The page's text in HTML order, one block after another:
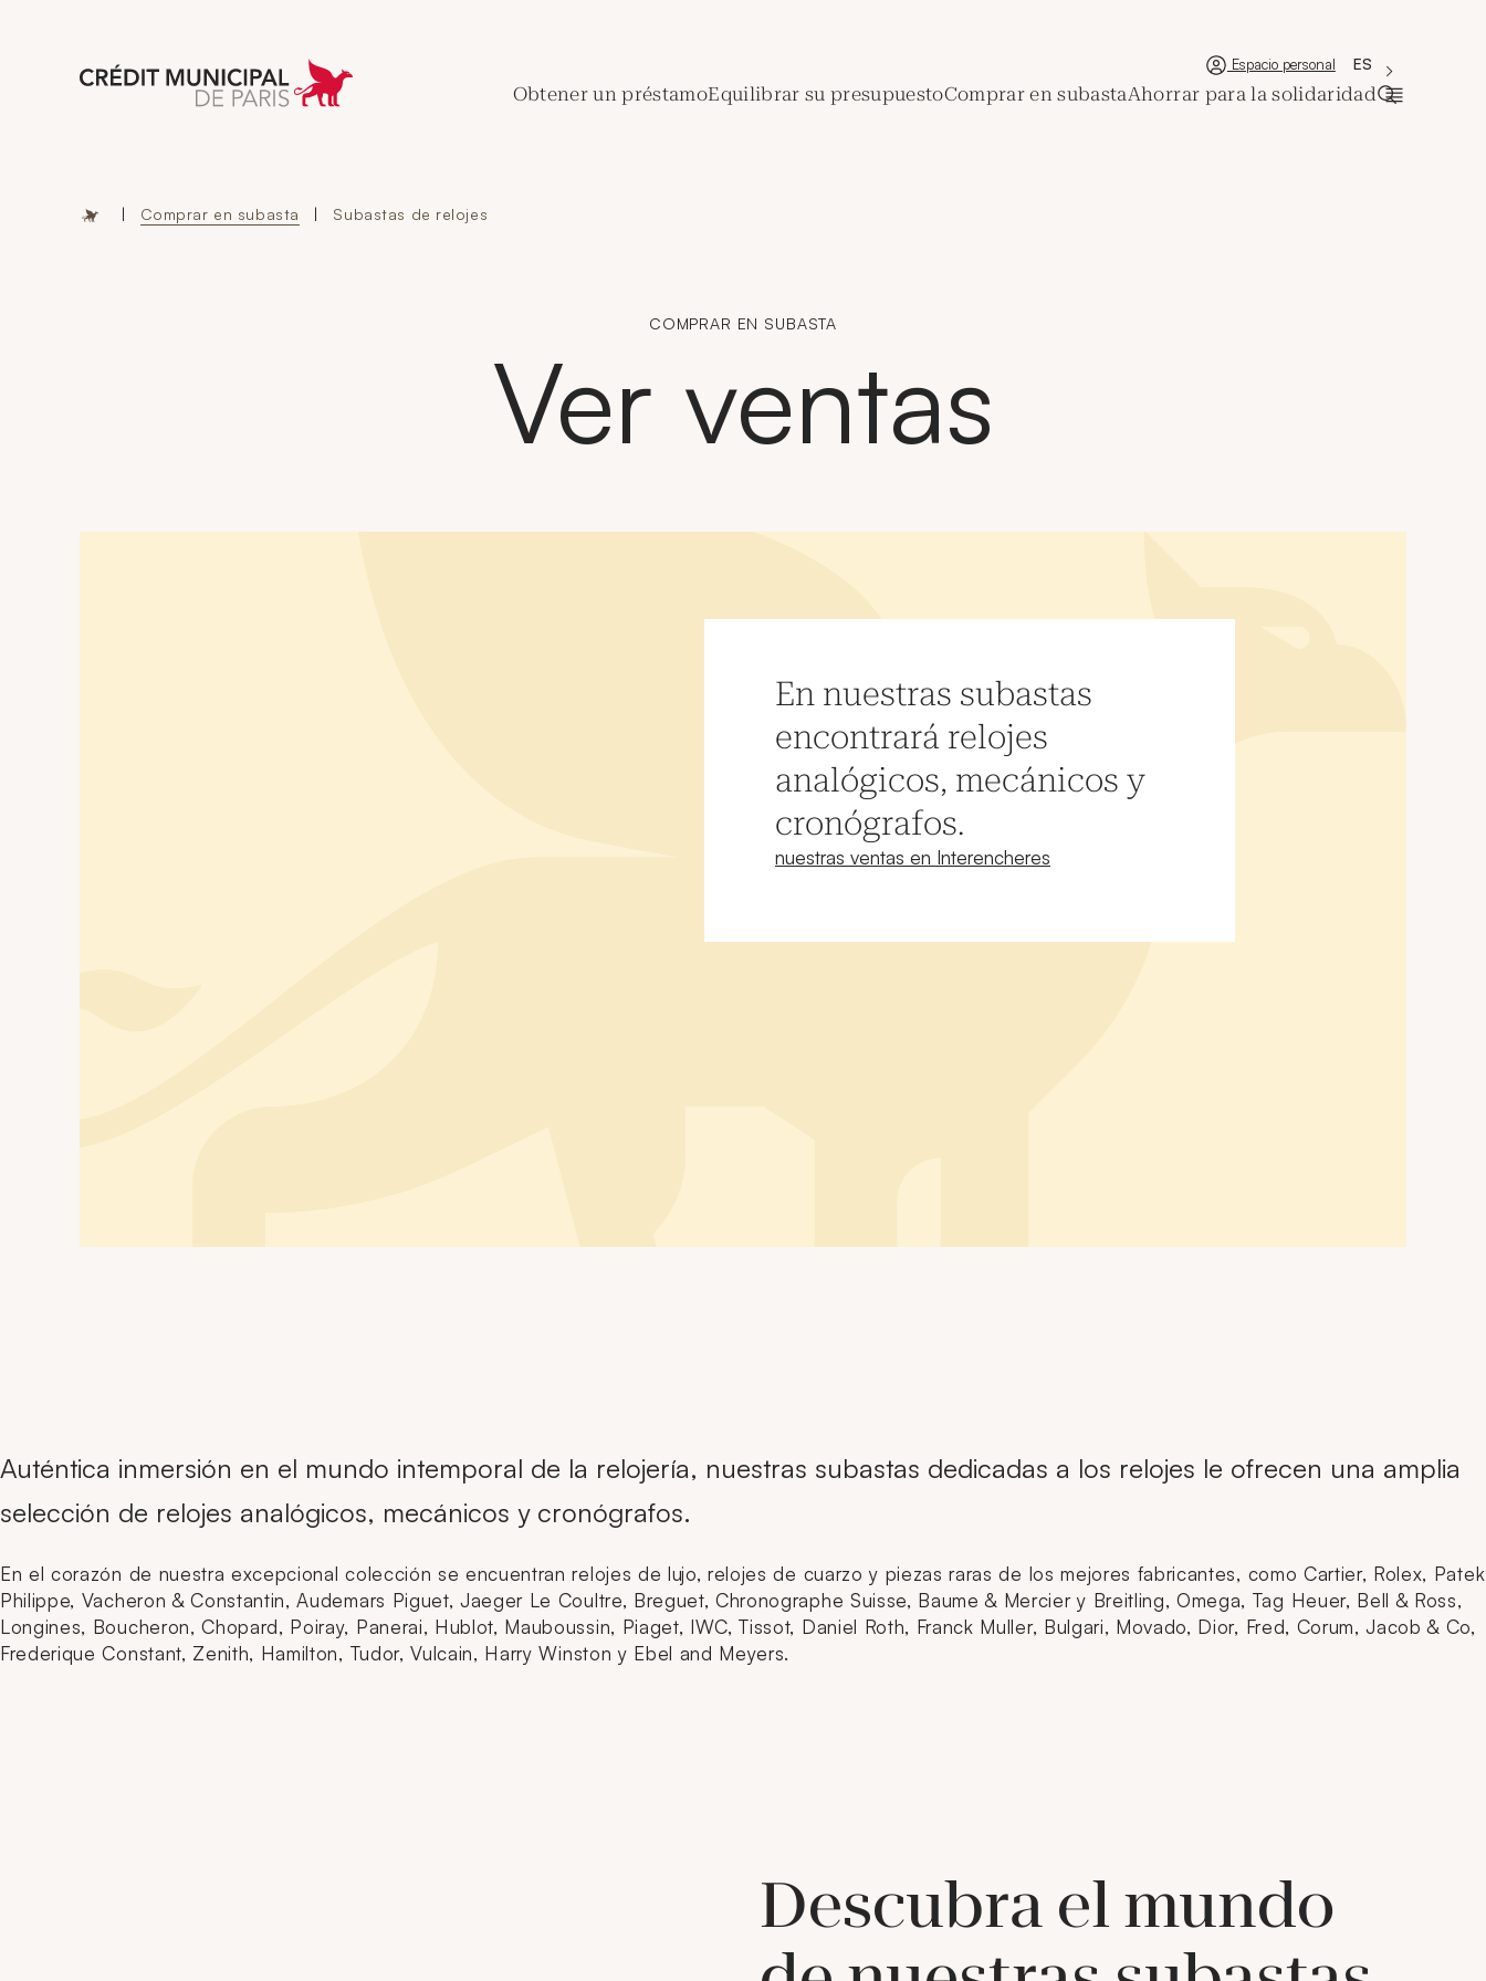
Aller à l'accueil de Crédit Municipal de Paris Nueva ventana
Espacio personal 'Choisir une
La langue
ES
Obtener un préstamoEquilibrar su presupuestoComprar en subastaAhorrar para la solidaridad
| Comprar en subasta | Subastas de relojes
COMPRAR EN SUBASTA
Ver ventas
En nuestras subastas
encontrará relojes
analógicos, mecánicos y
cronógrafos.
Ventana nuevaVea
nuestras ventas en Interencheres
Auténtica inmersión en el mundo intemporal de la relojería, nuestras subastas dedicadas a los relojes le ofrecen una amplia
selección de relojes analógicos, mecánicos y cronógrafos.
En el corazón de nuestra excepcional colección se encuentran relojes de lujo, relojes de cuarzo y piezas raras de los mejores fabricantes, como Cartier, Rolex, Patek
Philippe, Vacheron & Constantin, Audemars Piguet, Jaeger Le Coultre, Breguet, Chronographe Suisse, Baume & Mercier y Breitling, Omega, Tag Heuer, Bell & Ross,
Longines, Boucheron, Chopard, Poiray, Panerai, Hublot, Mauboussin, Piaget, IWC, Tissot, Daniel Roth, Franck Muller, Bulgari, Movado, Dior, Fred, Corum, Jacob & Co,
Frederique Constant, Zenith, Hamilton, Tudor, Vulcain, Harry Winston y Ebel and Meyers.
Descubra el mundo